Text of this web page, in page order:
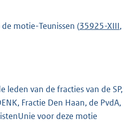
motie-Teunissen (35925-XIII,
leden van de fracties van de SP,
Fractie Den Haan, de PvdA,
voor deze motie